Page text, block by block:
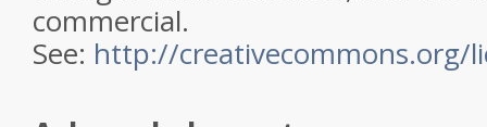
commercial.
See: http://creativecommons.org/